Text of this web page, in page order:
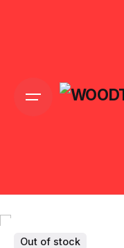
Out of stock